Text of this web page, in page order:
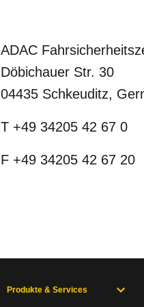
ADAC
Döbichauer Str. 30
04435 Schkeuditz,
T +49 34205 42 67 0
F +49 34205 42 67 20
Produkte & Services